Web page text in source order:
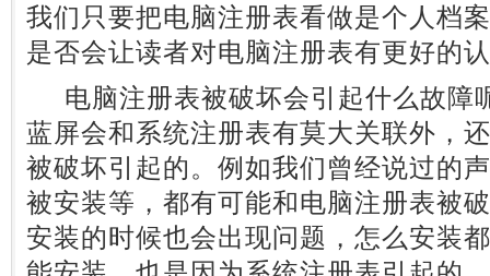
我们只要把电脑注册表看做是个人档
是否会让读者对电脑注册表有更好的
电脑注册表被破坏会引起什么故障
蓝屏会和系统注册表有莫大关联外，
被破坏引起的。例如我们曾经说过的
被安装等，都有可能和电脑注册表被
安装的时候也会出现问题，怎么安装